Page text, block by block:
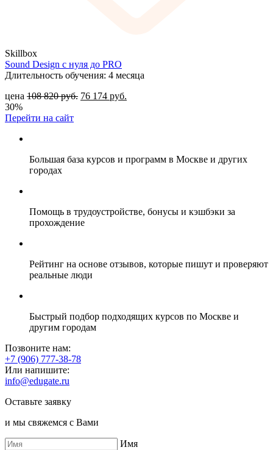
Skillbox
Sound Design с нуля до PRO
Длительность обучения: 4 месяца
цена 108 820руб. 76 174 руб.
30%
Перейти на сайт
Большая база курсов и программ в Москве и других
городах
Помощь в трудоустройстве, бонусы и кэшбэки за
прохождение
Рейтинг на основе отзывов, которые пишут и проверяют
реальные люди
Быстрый подбор подходящих курсов по Москве и
другим городам
Позвоните нам:
+7 (906) 777-38-78
Или напишите:
info@edugate.ru
Оставьте заявку
и мы свяжемся с Вами
Имя